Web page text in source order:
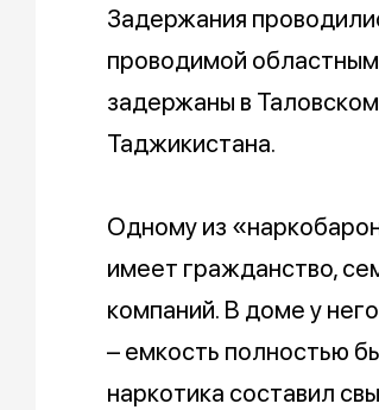
Задержания
проводимой
задержаны в
Таджикистана.
Одному из
имеет гражданство,
компаний. В доме у
– емкость полностью
наркотика составил